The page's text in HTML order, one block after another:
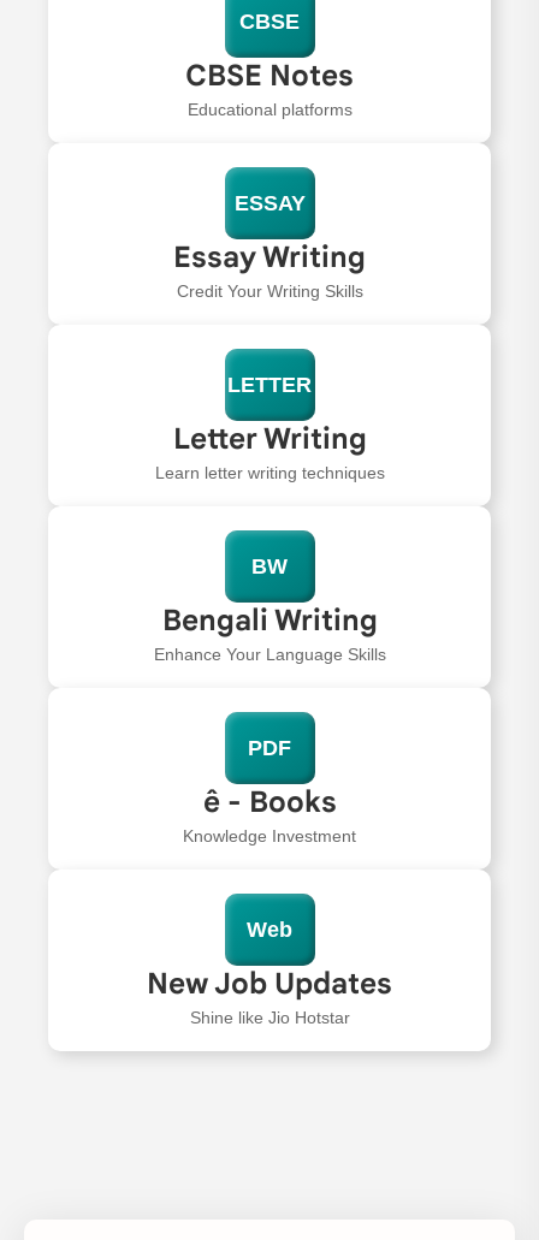
CBSE
CBSE Notes
Educational platforms
ESSAY
Essay Writing
Credit Your Writing Skills
LETTER
Letter Writing
Learn letter writing techniques
BW
Bengali Writing
Enhance Your Language Skills
PDF
ê - Books
Knowledge Investment
Web
New Job Updates
Shine like Jio Hotstar